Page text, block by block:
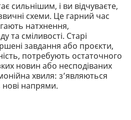
сильнішим, і ви відчуваєте,
схеми. Це гарний час
натхнення,
та сміливості. Старі
завдання або проєкти,
потребують остаточного
новин або несподіваних
хвиля: з’являються
напрями.